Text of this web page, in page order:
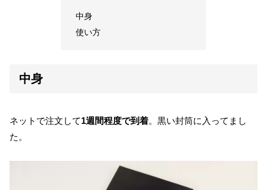
中身
使い方
中身
ネットで注文して1週間程度で到着。黒い封筒に入ってまし
た。